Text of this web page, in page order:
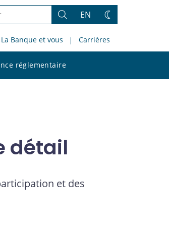
Rechercher
EN
Changez
thème
La Banque et vous Carrières
réglementaire
le
détail
et des